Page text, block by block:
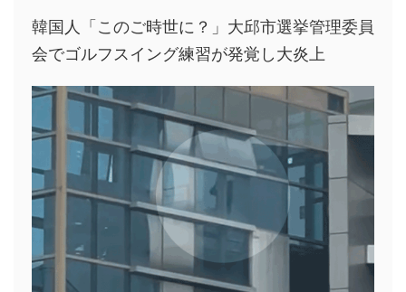
韓国人「このご時世に？」大邱市選挙管理委員
会でゴルフスイング練習が発覚し大炎上